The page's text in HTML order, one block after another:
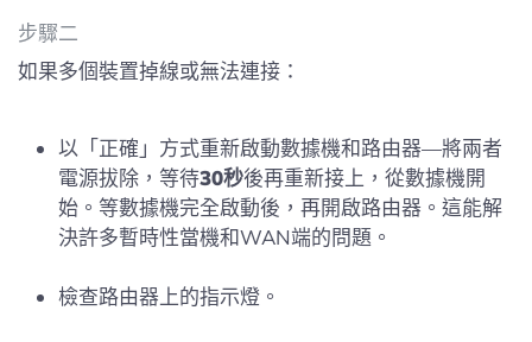
步驟二
如果多個裝置掉線或無法連接：
以「正確」方式重新啟動數據機和路由器—將兩者
電源拔除，等待30秒後再重新接上，從數據機開
始。等數據機完全啟動後，再開啟路由器。這能解
決許多暫時性當機和WAN端的問題。
檢查路由器上的指示燈。